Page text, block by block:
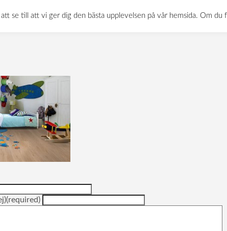
se till att vi ger dig den bästa upplevelsen på vår hemsida. Om